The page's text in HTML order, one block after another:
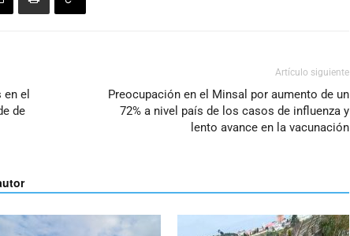
el
de
Artículo siguiente
Preocupación en el Minsal por aumento de un
72% a nivel país de los casos de influenza y
lento avance en la vacunación